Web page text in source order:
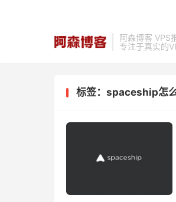
阿森博客 VPS
专注于真实的
标签：spaceship怎